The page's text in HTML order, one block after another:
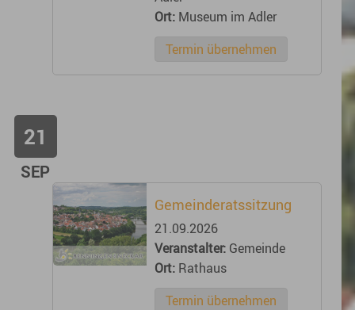
Ort: Museum im Adler
Termin übernehmen
21
SEP
Gemeinderatssitzung
21.09.2026
Veranstalter: Gemeinde
Ort: Rathaus
Termin übernehmen